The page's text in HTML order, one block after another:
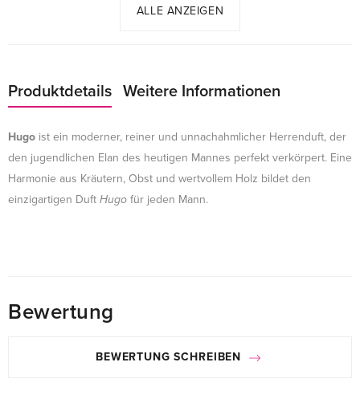
ALLE ANZEIGEN
Produktdetails Weitere Informationen
Hugo ist ein moderner, reiner und unnachahmlicher Herrenduft, der
den jugendlichen Elan des heutigen Mannes perfekt verkörpert. Eine
Harmonie aus Kräutern, Obst und wertvollem Holz bildet den
einzigartigen Duft Hugo für jeden Mann.
Bewertung
BEWERTUNG SCHREIBEN